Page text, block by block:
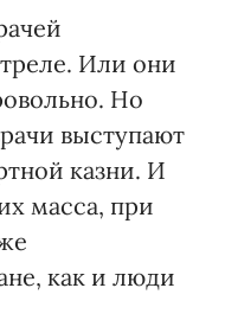
Или они
Но
выступают
казни. И
масса, при
как и люди